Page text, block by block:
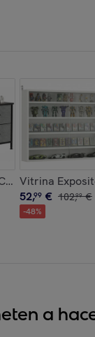
Maquillaje
y
con
de 4 Puntos
de Tela,
Vitrina
52,99 € 102,99 €
-48%
a